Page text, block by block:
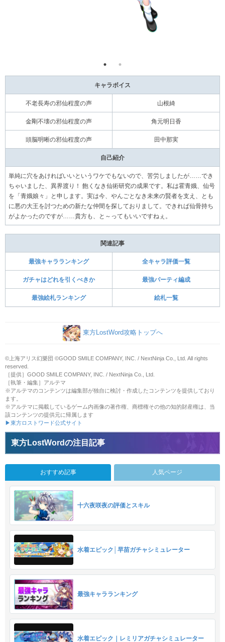
キャラボイス
不老長寿の邪仙程度の声 山根綺
金剛不壊の邪仙程度の声 角元明日香
頭脳明晰の邪仙程度の声 田中那実
自己紹介
単純に穴をあければいいというワケでもないので、苦労しましたが……でき
ちゃいました、異界渡り！ 飽くなき仙術研究の成果です。私は霍青娥、仙号
を「青娥娘々」と申します。実は今、やんごとなき未来の賢者を支え、とも
に悪の大王を討つための新たな仲間を探しておりまして。できれば仙骨持ち
がよかったのですが……貴方も、と～ってもいいですねぇ。
関連記事
最強キャラランキング 全キャラ評価一覧
ガチャはどれを引くべきか 最強パーティ編成
最強絵札ランキング 絵札一覧
東方LostWord攻略トップへ
©上海アリス幻樂団 ©GOOD SMILE COMPANY, INC. / NextNinja Co., Ltd. All rights
reserved.
［提供］GOOD SMILE COMPANY, INC. / NextNinja Co., Ltd.
［執筆・編集］アルテマ
※アルテマのコンテンツは編集部が独自に検討・作成したコンテンツを提供しており
ます。
※アルテマに掲載しているゲーム内画像の著作権、商標権その他の知的財産権は、当
該コンテンツの提供元に帰属します
▶東方ロストワード公式サイト
東方LostWordの注目記事
おすすめ記事 人気ページ
十六夜咲夜の評価とスキル
水着エピック│早苗ガチャシミュレーター
最強キャラランキング
水着エピック｜レミリアガチャシミュレーター